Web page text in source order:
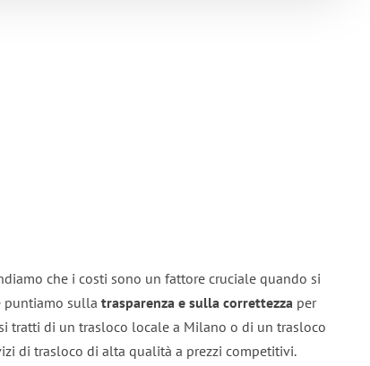
che i costi sono un fattore cruciale quando si
puntiamo sulla trasparenza e sulla correttezza per
tratti di un trasloco locale a Milano o di un trasloco
di trasloco di alta qualità a prezzi competitivi.